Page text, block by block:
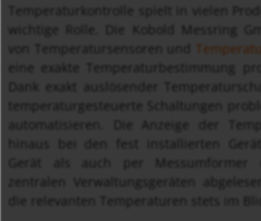
Temperaturkontrolle spielt in vielen
wichtige Rolle. Die Kobold Messring
von Temperatursensoren und
eine exakte Temperaturbestimmung
Dank exakt auslösender
temperaturgesteuerte Schaltungen
automatisieren. Die Anzeige der
hinaus bei den fest installierten
Gerät als auch per Messumformer
zentralen Verwaltungsgeräten
die relevanten Temperaturen stets im